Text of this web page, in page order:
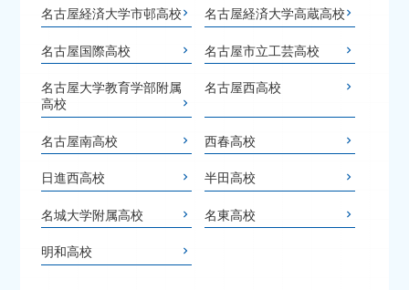
名古屋経済大学市邨高校 名古屋経済大学高蔵高校
名古屋国際高校 名古屋市立工芸高校
名古屋大学教育学部附属
高校
名古屋西高校
名古屋南高校 西春高校
日進西高校 半田高校
名城大学附属高校 名東高校
明和高校